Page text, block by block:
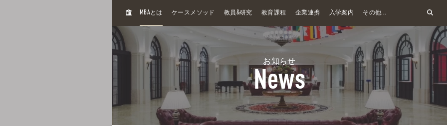
H
MBAとは ケースメソッド 教員&研究 教育課程 企業連携 入学案内 その他...
お知らせ
News